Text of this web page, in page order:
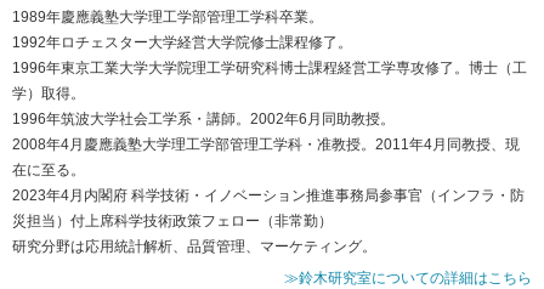
1989年慶應義塾大学理工学部管理工学科卒業。
1992年ロチェスター大学経営大学院修士課程修了。
1996年東京工業大学大学院理工学研究科博士課程経営工学専攻修了。博士（工
学）取得。
1996年筑波大学社会工学系・講師。2002年6月同助教授。
2008年4月慶應義塾大学理工学部管理工学科・准教授。2011年4月同教授、現
在に至る。
2023年4月内閣府 科学技術・イノベーション推進事務局参事官（インフラ・防
災担当）付上席科学技術政策フェロー（非常勤）
研究分野は応用統計解析、品質管理、マーケティング。
≫鈴木研究室についての詳細はこちら